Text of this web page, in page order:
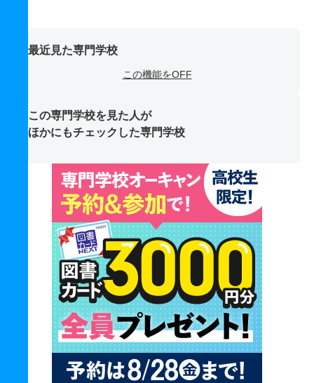
最近見た専門学校
この機能をOFF
この専門学校を見た人が
ほかにもチェックした専門学校